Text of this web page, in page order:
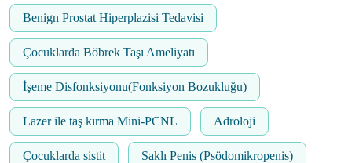
Benign Prostat Hiperplazisi Tedavisi
Çocuklarda Böbrek Taşı Ameliyatı
İşeme Disfonksiyonu(Fonksiyon Bozukluğu)
Lazer ile taş kırma Mini-PCNL Adroloji
Çocuklarda sistit Saklı Penis (Psödomikropenis)